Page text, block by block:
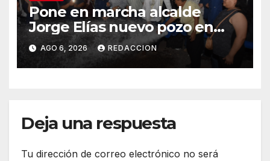
Pone en marcha alcalde
Jorge Elías nuevo pozo en
Tierra Blanca, Tesia:
Suministrará 20 litros por
segundo de agua potable
AGO 6, 2026 REDACCION
Deja una respuesta
Tu dirección de correo electrónico no será